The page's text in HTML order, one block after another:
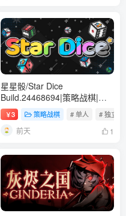
# 模拟
星星骰/Star Dice
Build.24468694|策略战棋|容
量511B|免安装绿色中文版
￥3 策略战棋 # 单人 # 独立
前天 1